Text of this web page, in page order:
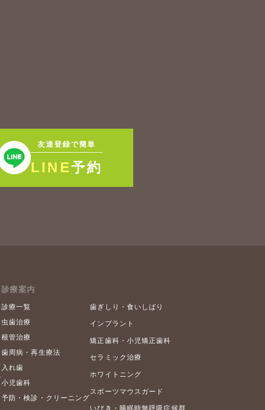
友達登録で簡単
LINE予約
診療案内
診療一覧
虫歯治療
根管治療
歯周病・再生療法
入れ歯
小児歯科
予防・検診・クリーニング
歯ぎしり・食いしばり
インプラント
矯正歯科・小児矯正歯科
セラミック治療
ホワイトニング
スポーツマウスガード
いびき・睡眠時無呼吸症候群